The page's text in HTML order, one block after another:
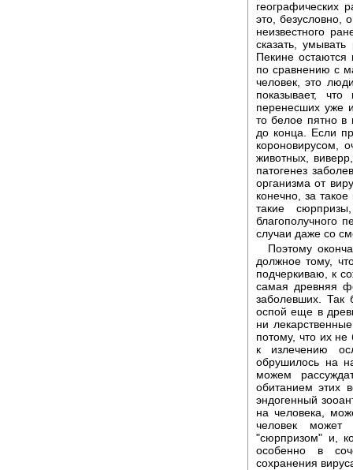
географических
это, безусловно,
неизвестного
сказать,
Пекине
по сравнению с
человек, это
показывает,
перенесших уже
то белое пятно в
до конца. Если
короновирусом,
животных,
патогенез
организма от
конечно, за
такие
благополучного
случаи даже со
Поэтому
должное тому,
подчеркиваю, к
самая древняя
заболевших. Так
оспой еще в
ни
потому, что их
к излечению
обрушилось на
можем
обитанием этих
эндогенный
на человека,
человек может
"сюрпризом" и,
особенно в
сохранения